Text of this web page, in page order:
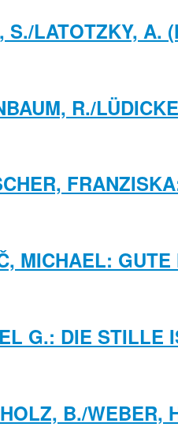
S./LATOTZKY, A.
R./
MICHAEL:
G.: DIE STILLE
B./WEBER,